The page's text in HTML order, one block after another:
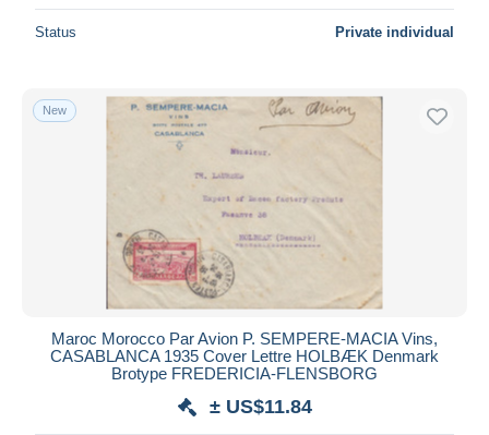
Status Private individual
New
Maroc Morocco Par Avion P. SEMPERE-MACIA Vins,
CASABLANCA 1935 Cover Lettre HOLBÆK Denmark
Brotype FREDERICIA-FLENSBORG
± US$11.84